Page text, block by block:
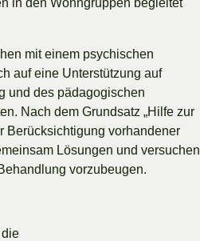
mit einem psychischen
auf eine Unterstützung auf
und des pädagogischen
Nach dem Grundsatz „Hilfe zur
Berücksichtigung vorhandener
Lösungen und versuchen
vorzubeugen.